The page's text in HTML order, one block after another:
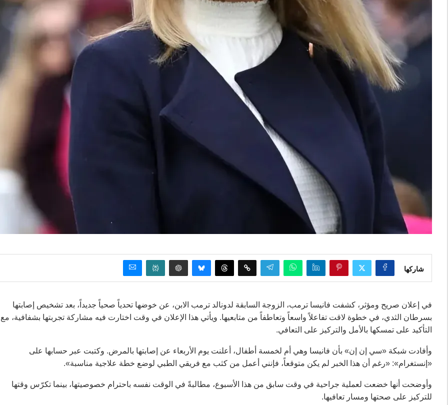
شاركها
في إعلان صريح ومؤثر، كشفت فانيسا ترمب، الزوجة السابقة لدونالد ترمب الابن، عن خوضها تحدياً صحياً جديداً، بعد تشخيص إصابتها
بسرطان الثدي، في خطوة لاقت تفاعلاً واسعاً وتعاطفاً من متابعيها. ويأتي هذا الإعلان في وقت اختارت فيه مشاركة تجربتها بشفافية، مع
التأكيد على تمسكها بالأمل والتركيز على التعافي.
وأفادت شبكة «سي إن إن» بأن فانيسا وهي أم لخمسة أطفال، أعلنت يوم الأربعاء عن إصابتها بالمرض. وكتبت عبر حسابها على
«إنستغرام»: «رغم أن هذا الخبر لم يكن متوقعاً، فإنني أعمل من كثب مع فريقي الطبي لوضع خطة علاجية مناسبة».
وأوضحت أنها خضعت لعملية جراحية في وقت سابق من هذا الأسبوع، مطالبةً في الوقت نفسه باحترام خصوصيتها، بينما تكرّس وقتها
للتركيز على صحتها ومسار تعافيها.